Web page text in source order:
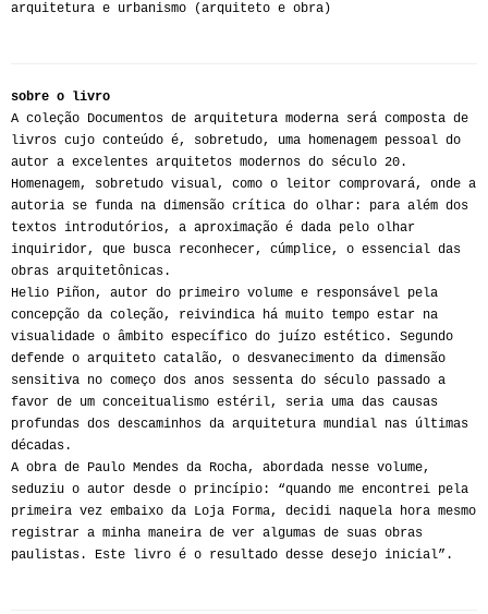
arquitetura e urbanismo (arquiteto e obra)
sobre o livro
A coleção Documentos de arquitetura moderna será composta de
livros cujo conteúdo é, sobretudo, uma homenagem pessoal do
autor a excelentes arquitetos modernos do século 20.
Homenagem, sobretudo visual, como o leitor comprovará, onde a
autoria se funda na dimensão crítica do olhar: para além dos
textos introdutórios, a aproximação é dada pelo olhar
inquiridor, que busca reconhecer, cúmplice, o essencial das
obras arquitetônicas.
Helio Piñon, autor do primeiro volume e responsável pela
concepção da coleção, reivindica há muito tempo estar na
visualidade o âmbito específico do juízo estético. Segundo
defende o arquiteto catalão, o desvanecimento da dimensão
sensitiva no começo dos anos sessenta do século passado a
favor de um conceitualismo estéril, seria uma das causas
profundas dos descaminhos da arquitetura mundial nas últimas
décadas.
A obra de Paulo Mendes da Rocha, abordada nesse volume,
seduziu o autor desde o princípio: “quando me encontrei pela
primeira vez embaixo da Loja Forma, decidi naquela hora mesmo
registrar a minha maneira de ver algumas de suas obras
paulistas. Este livro é o resultado desse desejo inicial”.